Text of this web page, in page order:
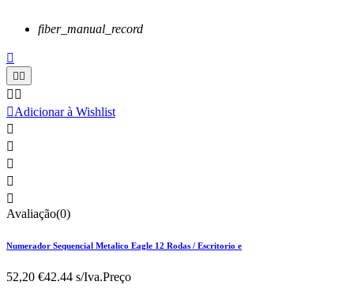
fiber_manual_record

 
 
Adicionar à Wishlist





Avaliação(0)
Numerador Sequencial Metalico Eagle 12 Rodas / Escritorio e
52,20 €42.44 s/Iva.Preço